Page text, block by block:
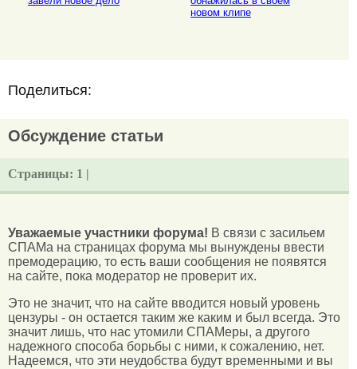
новом клипе
Поделиться:
Обсуждение статьи
Страницы: 1 |
Уважаемые участники форума! В связи с засильем
СПАМа на страницах форума мы вынуждены ввести
премодерацию, то есть ваши сообщения не появятся
на сайте, пока модератор не проверит их.
Это не значит, что на сайте вводится новый уровень
цензуры - он остается таким же каким и был всегда. Это
значит лишь, что нас утомили СПАМеры, а другого
надежного способа борьбы с ними, к сожалению, нет.
Надеемся, что эти неудобства будут временными и вы